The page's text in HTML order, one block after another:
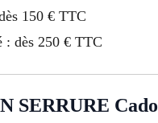
150 € TTC
: dès 250 € TTC
SERRURE